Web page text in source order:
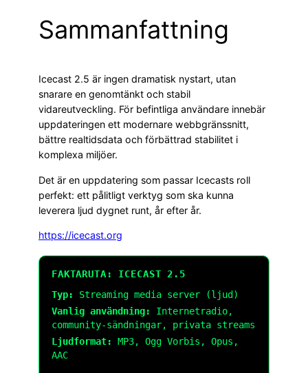
Sammanfattning
Icecast 2.5 är ingen dramatisk nystart, utan
snarare en genomtänkt och stabil
vidareutveckling. För befintliga användare innebär
uppdateringen ett modernare webbgränssnitt,
bättre realtidsdata och förbättrad stabilitet i
komplexa miljöer.
Det är en uppdatering som passar Icecasts roll
perfekt: ett pålitligt verktyg som ska kunna
leverera ljud dygnet runt, år efter år.
https://icecast.org
FAKTARUTA: ICECAST 2.5
Typ:
Streaming media server (ljud)
Vanlig användning:
Internetradio,
community-sändningar, privata streams
Ljudformat:
MP3, Ogg Vorbis, Opus,
AAC